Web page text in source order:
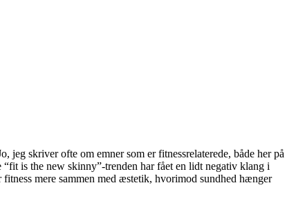
jeg skriver ofte om emner som er fitnessrelaterede, både her på
is the new skinny”-trenden har fået en lidt negativ klang i
mere sammen med æstetik, hvorimod sundhed hænger